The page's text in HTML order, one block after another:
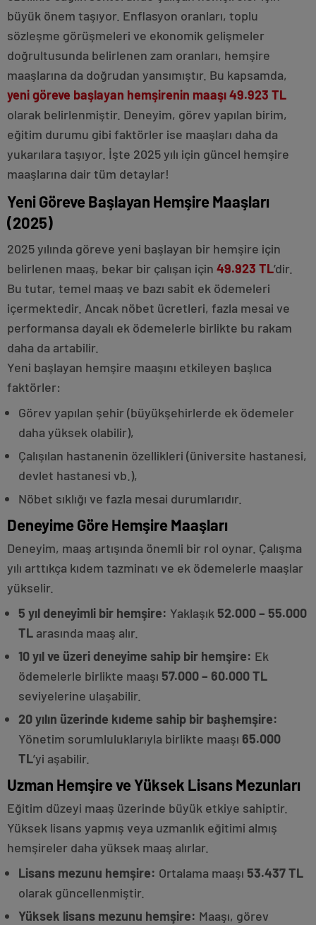
büyük önem taşıyor. Enflasyon oranları, toplu
sözleşme görüşmeleri ve ekonomik gelişmeler
doğrultusunda belirlenen zam oranları, hemşire
maaşlarına da doğrudan yansımıştır. Bu kapsamda,
yeni göreve başlayan hemşirenin maaşı 49.923 TL
olarak belirlenmiştir. Deneyim, görev yapılan birim,
eğitim durumu gibi faktörler ise maaşları daha da
yukarılara taşıyor. İşte 2025 yılı için güncel hemşire
maaşlarına dair tüm detaylar!
Yeni Göreve Başlayan Hemşire Maaşları
(2025)
2025 yılında göreve yeni başlayan bir hemşire için
belirlenen maaş, bekar bir çalışan için 49.923 TL’dir.
Bu tutar, temel maaş ve bazı sabit ek ödemeleri
içermektedir. Ancak nöbet ücretleri, fazla mesai ve
performansa dayalı ek ödemelerle birlikte bu rakam
daha da artabilir.
Yeni başlayan hemşire maaşını etkileyen başlıca
faktörler:
Görev yapılan şehir (büyükşehirlerde ek ödemeler
daha yüksek olabilir),
Çalışılan hastanenin özellikleri (üniversite hastanesi,
devlet hastanesi vb.),
Nöbet sıklığı ve fazla mesai durumlarıdır.
Deneyime Göre Hemşire Maaşları
Deneyim, maaş artışında önemli bir rol oynar. Çalışma
yılı arttıkça kıdem tazminatı ve ek ödemelerle maaşlar
yükselir.
5 yıl deneyimli bir hemşire: Yaklaşık 52.000 – 55.000
TL arasında maaş alır.
10 yıl ve üzeri deneyime sahip bir hemşire: Ek
ödemelerle birlikte maaşı 57.000 – 60.000 TL
seviyelerine ulaşabilir.
20 yılın üzerinde kıdeme sahip bir başhemşire:
Yönetim sorumluluklarıyla birlikte maaşı 65.000
TL’yi aşabilir.
Uzman Hemşire ve Yüksek Lisans Mezunları
Eğitim düzeyi maaş üzerinde büyük etkiye sahiptir.
Yüksek lisans yapmış veya uzmanlık eğitimi almış
hemşireler daha yüksek maaş alırlar.
Lisans mezunu hemşire: Ortalama maaşı 53.437 TL
olarak güncellenmiştir.
Yüksek lisans mezunu hemşire: Maaşı, görev